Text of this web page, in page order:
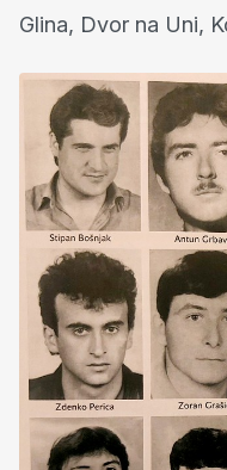
Glina, Dvor na Uni,